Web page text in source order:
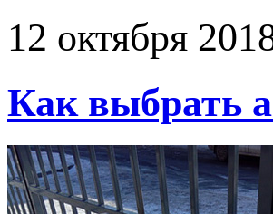
12 октября
Как выбрать